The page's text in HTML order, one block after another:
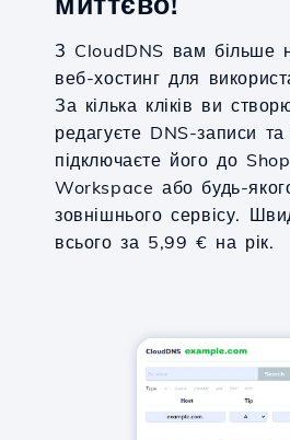
З CloudDNS вам більше
веб-хостинг для
За кілька кліків ви
редагуєте DNS-записи
підключаєте його до
Workspace або будь-
зовнішнього сервісу.
всього за 5,99 € на рік.